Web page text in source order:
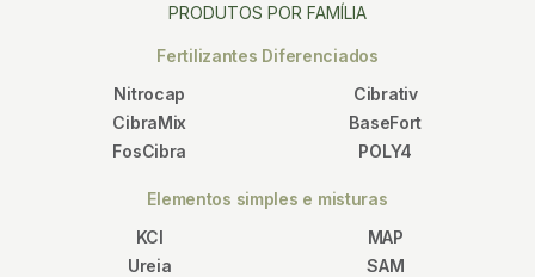
PRODUTOS POR FAMÍLIA
Fertilizantes Diferenciados
Nitrocap
CibraMix
FosCibra
Cibrativ
BaseFort
POLY4
Elementos simples e misturas
KCl
Ureia
MAP
SAM